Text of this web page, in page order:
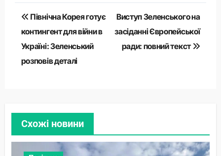
Навігація
записів
Північна Корея готує
контингент для війни в
Україні: Зеленський
розповів деталі
Виступ Зеленського на
засіданні Європейської
ради: повний текст
Схожі новини